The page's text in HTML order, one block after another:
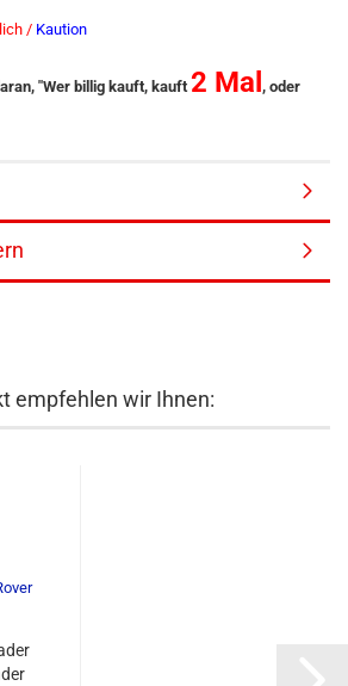
/ Kaution
"Wer billig kauft, kauft 2 Mal, oder
empfehlen wir Ihnen: